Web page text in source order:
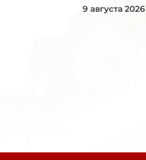
9 августа 2026